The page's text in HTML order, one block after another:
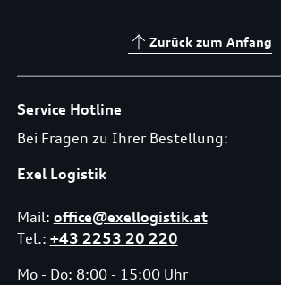
Zurück zum Anfang
Service Hotline
Bei Fragen zu Ihrer Bestellung:
Exel Logistik
Mail: office@exellogistik.at
Tel.: +43 2253 20 220
Mo - Do: 8:00 - 15:00 Uhr